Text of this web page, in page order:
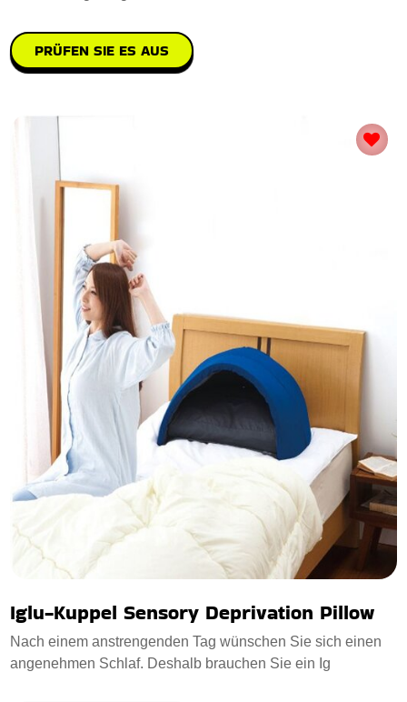
PRÜFEN SIE ES AUS
Iglu-Kuppel Sensory Deprivation Pillow
Nach einem anstrengenden Tag wünschen Sie sich einen
angenehmen Schlaf. Deshalb brauchen Sie ein Ig